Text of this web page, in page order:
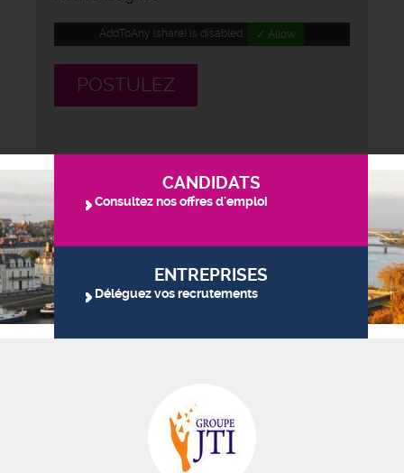
AddToAny (share) is disabled. ✓ Allow
POSTULEZ
CANDIDATS
Consultez nos offres d'emploi
ENTREPRISES
Déléguez vos recrutements